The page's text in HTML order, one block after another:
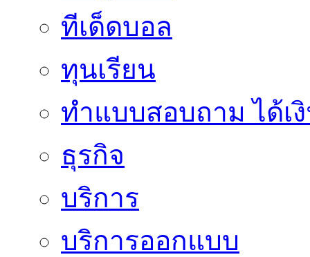
ทีเด็ดบอล
ทุนเรียน
ทําแบบสอบถาม ได้เ
ธุรกิจ
บริการ
บริการออกแบบ